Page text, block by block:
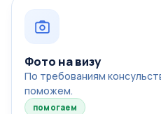
Фото на визу
По требованиям
поможем.
помогаем